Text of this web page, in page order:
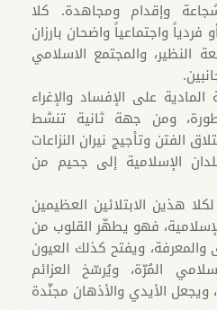
وإقدام ومجاهدة. کلا
فردياً واجتماعياً واضحان بارزان
والمجتمع الاسلامي
علی الإفساد والإغراء
ومن جهة ثانیة تنشط
الفتن وتأجیج نیران النزاعات
الإسلامیة إلی جحیم من
هذین الابتلائین العظیمین
فهو یطهّر القلوب من
والمعرفة، ویفتح کذلك العیون
المُرّة، ویُرسّخ العزائم
ویجعل الأیدي والأذهان مجنّدة